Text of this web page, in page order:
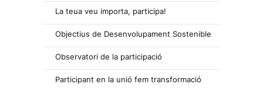
La teua veu importa, participa!
Objectius de Desenvolupament Sostenible
Observatori de la participació
Participant en la unió fem transformació